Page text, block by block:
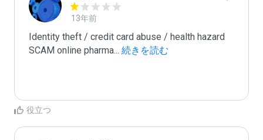
13年前
Identity theft / credit card abuse / health hazard
SCAM online pharma... 続きを読む
役立つ